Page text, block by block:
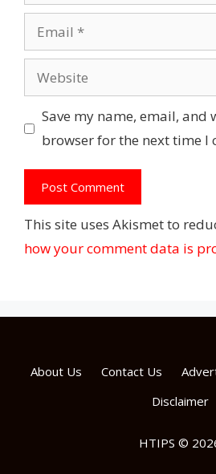
Email
Website
Save my name, email, and
browser for the next time I
This site uses Akismet to
how your comment data is
About Us Contact Us
Disclaimer
HTIPS ©